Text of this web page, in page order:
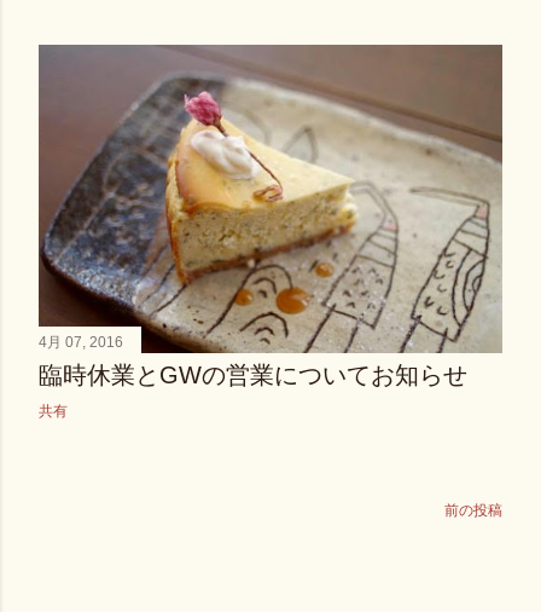
4月 07, 2016
臨時休業とGWの営業についてお知らせ
共有
前の投稿